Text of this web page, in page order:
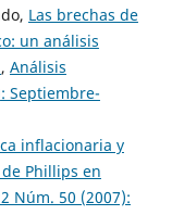
Las brechas de
un análisis
, Análisis
Septiembre-
inflacionaria y
Phillips en
Núm. 50 (2007):